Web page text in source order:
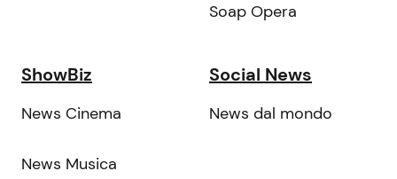
Soap Opera
ShowBiz
News Cinema
News Musica
Social News
News dal mondo